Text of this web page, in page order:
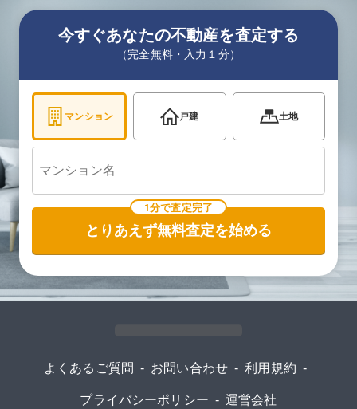
今すぐあなたの不動産を査定する
（完全無料・入力１分）
マンション 戸建 土地
1分で査定完了
とりあえず無料査定を始める
よくあるご質問 - お問い合わせ - 利用規約 -
プライバシーポリシー - 運営会社